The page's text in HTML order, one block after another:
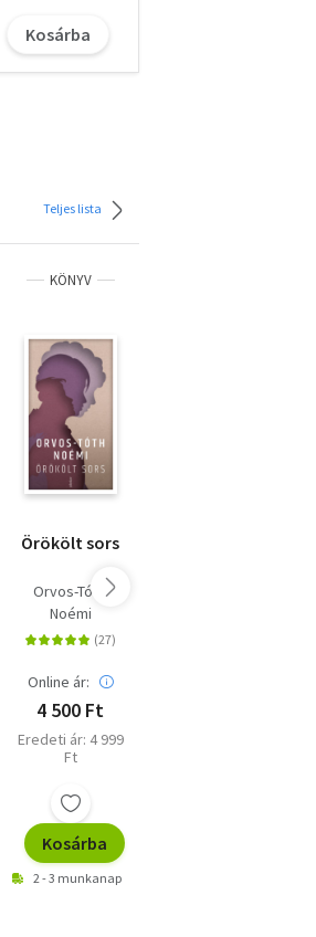
Kosárba
Teljes lista
KÖNYV
Örökölt sors
Orvos-Tóth
Noémi
Online ár:
4 500 Ft
Eredeti ár: 4 999
Ft
Kosárba
2 - 3 munkanap